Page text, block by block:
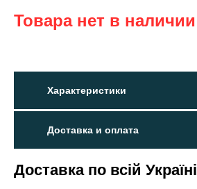
Товара нет в наличии
Характеристики
Доставка и оплата
Доставка по всій Україні